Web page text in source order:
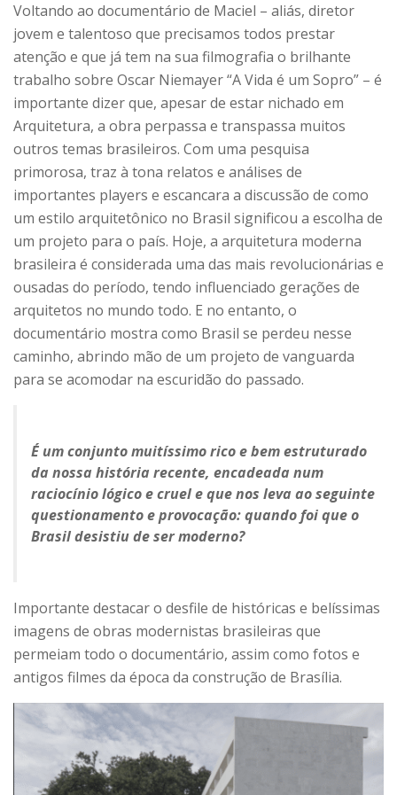
Voltando ao documentário de Maciel – aliás, diretor
jovem e talentoso que precisamos todos prestar
atenção e que já tem na sua filmografia o brilhante
trabalho sobre Oscar Niemayer “A Vida é um Sopro” – é
importante dizer que, apesar de estar nichado em
Arquitetura, a obra perpassa e transpassa muitos
outros temas brasileiros. Com uma pesquisa
primorosa, traz à tona relatos e análises de
importantes players e escancara a discussão de como
um estilo arquitetônico no Brasil significou a escolha de
um projeto para o país. Hoje, a arquitetura moderna
brasileira é considerada uma das mais revolucionárias e
ousadas do período, tendo influenciado gerações de
arquitetos no mundo todo. E no entanto, o
documentário mostra como Brasil se perdeu nesse
caminho, abrindo mão de um projeto de vanguarda
para se acomodar na escuridão do passado.
É um conjunto muitíssimo rico e bem estruturado
da nossa história recente, encadeada num
raciocínio lógico e cruel e que nos leva ao seguinte
questionamento e provocação: quando foi que o
Brasil desistiu de ser moderno?
Importante destacar o desfile de históricas e belíssimas
imagens de obras modernistas brasileiras que
permeiam todo o documentário, assim como fotos e
antigos filmes da época da construção de Brasília.